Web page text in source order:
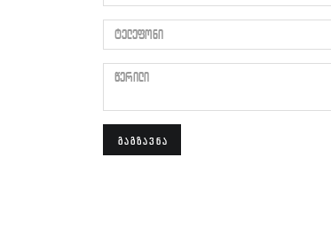
ტელეფონი
წერილი
ᲒᲐᲒᲖᲐᲕᲜᲐ